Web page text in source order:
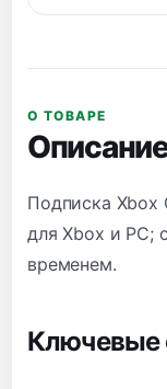
О ТОВАРЕ
Подписка Xbox
для Xbox и PC;
временем.
Ключевые